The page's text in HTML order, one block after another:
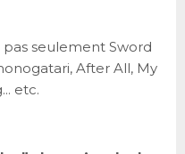
seulement Sword
After All, My
etc.